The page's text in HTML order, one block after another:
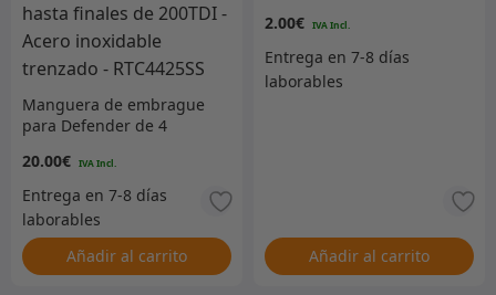
Manguera de embrague
para Defender de 4
200TDI – Acero inoxidable
trenzado – RTC4425SS
20.00€
Añadir al carrito
2.00€
Añadir al carrito